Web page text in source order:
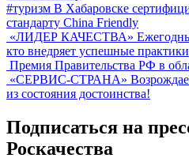
#туризм В Хабаровске
стандарту China Friendly
«ЛИДЕР КАЧЕСТВА»
кто внедряет успешные практики
Премия Правительства РФ в
«СЕРВИС-СТРАНА»
из состояния достоинства!
Подписаться на
Роскачества